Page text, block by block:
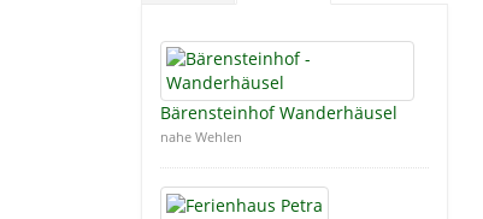
Bärensteinhof Wanderhäusel
nahe Wehlen